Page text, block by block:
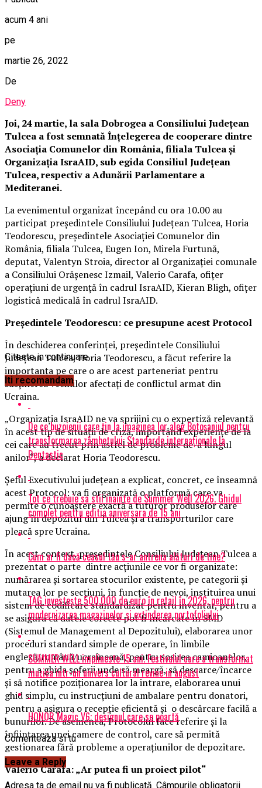
acum 4 ani
pe
martie 26, 2022
De
Deny
Joi, 24 martie, la sala Dobrogea a Consiliului Județean
Tulcea a fost semnată Înțelegerea de cooperare dintre
Asociația Comunelor din România, filiala Tulcea și
Organizația IsraAID, sub egida Consiliul Județean
Tulcea, respectiv a Adunării Parlamentare a
Mediteranei.
La evenimentul organizat începând cu ora 10.00 au
participat președintele Consiliului Județean Tulcea, Horia
Teodorescu, președintele Asociației Comunelor din
România, filiala Tulcea, Eugen Ion, Mirela Furtună,
deputat, Valentyn Stroia, director al Organizației comunale
a Consiliului Orășenesc Izmail, Valerio Carafa, ofițer
operațiuni de urgență în cadrul IsraAID, Kieran Bligh, ofițer
logistică medicală în cadrul IsraAID.
Președintele Teodorescu: ce presupune acest Protocol
În deschiderea conferinței, președintele Consiliului
Județean Tulcea, Horia Teodorescu, a făcut referire la
importanța pe care o are acest parteneriat pentru
susținerea vecinilor afectați de conflictul armat din
Ucraina.
„Organizația IsraAID ne va sprijini cu o expertiză relevantă
în acest tip de situații de criză, importând experiențe de la
cei care au trecut prin astfel de probleme de-a lungul
anilor“, a declarat Horia Teodorescu.
Șeful Executivului județean a explicat, concret, ce înseamnă
acest Protocol: va fi organizată o platformă care va
permite o cunoaștere exactă a tuturor produselor care
ajung în depozitul din Tulcea și a transporturilor care
pleacă spre Ucraina.
În acest context, președintele Consiliului Județean Tulcea a
prezentat o parte dintre acțiunile ce vor fi organizate:
numărarea și sortarea stocurilor existente, pe categorii și
mutarea lor pe secțiuni, în funcție de nevoi, instituirea unui
sistem de codificare standardizat pentru inventar, pentru a
se asigura că datele corecte pot fi încărcate în SMD
(Sistemul de Management al Depozitului), elaborarea unor
proceduri standard simple de operare, în limbile
engleză/română/ucraineană, pentru sosirea camioanelor,
pentru a ghida șoferii unde să meargă, să descarce/încarce
și să notifice poziționarea lor la intrare, elaborarea unui
ghid simplu, cu instrucțiuni de ambalare pentru donatori,
pentru a asigura o recepție eficientă și o descărcare facilă a
bunurilor. De asemenea, Protocolul face referire și la
înființarea unei camere de control, care să permită
gestionarea fără probleme a operațiunilor de depozitare.
Valerio Carafa: „Ar putea fi un proiect pilot“
Citeste in continuare
Iti recomandam
De ce buzoienii care țin la imaginea lor aleg Botoșaniul pentru
transformarea zâmbetului: Standarde internaționale la
Dentastic
Tot ce trebuie sa stii inainte de Summer Well 2026. Ghidul
complet pentru editia aniversara de 15 ani
Cum ar fi dacă ceasul tău s-ar antrena alături de tine?
TAG investește 500.000 de euro în retail în 2026, pentru
modernizarea magazinelor și extinderea portofoliului
SUMMER WELL implineste 15 ani. Festivalul care a transformat
muzica intr-un univers cultural revine in august
HONOR Magic V6: designul care se poartă
Comenteaza si tu
Leave a Reply
Adresa ta de email nu va fi publicată. Câmpurile obligatorii